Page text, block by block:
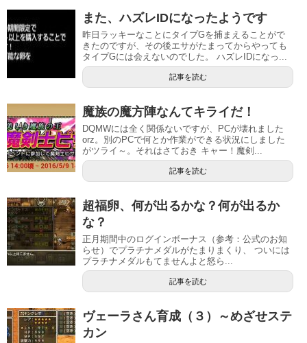
また、ハズレIDになったようです
昨日ラッキーなことにタイプGを捕まえることがで
きたのですが、その後エサがたまってからやっても
タイプGには会えないのでした。 ハズレIDになっ...
記事を読む
魔族の魔方陣なんてキライだ！
DQMWには全く関係ないですが、PCが壊れました
orz。別のPCで何とか作業ができる状況にしました
がツライ～。それはさておき キャー！魔剣...
記事を読む
超福卵、何が出るかな？何が出るか
な？
正月期間中のログインボーナス（参考：公式のお知
らせ）でプラチナメダルがたまりまくり、 ついには
プラチナメダルもてませんよと怒ら...
記事を読む
ヴェーラさん育成（３）～めざせステ
カン